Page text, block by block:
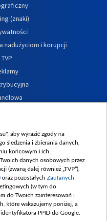
(znaki)
nadużyciom i korupcji
wewnętrznych
aby wyrazić zgody na
śledzenia i zbierania danych,
końcowym i ich
danych osobowych przez
(zwaną dalej również „TVP”),
oraz pozostałych Zaufanych
(w tym do
do Twoich zainteresowań i
które wskazujemy poniżej, a
PPID do Google.